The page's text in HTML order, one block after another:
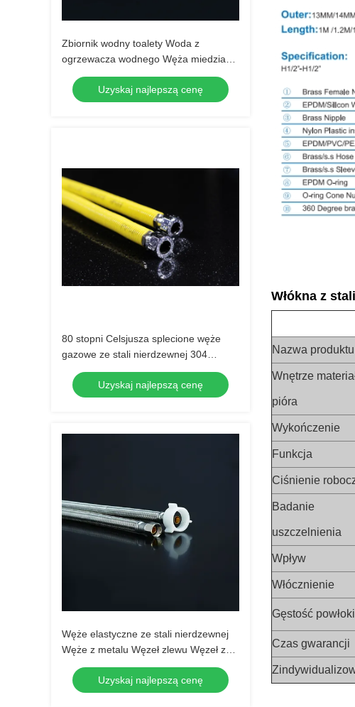
Zbiornik wodny toalety Woda z
ogrzewacza wodnego Węża miedziana
Węża falista 10Bar 150PSI
Uzyskaj najlepszą cenę
80 stopni Celsjusza splecione węże
gazowe ze stali nierdzewnej 304
splecione linie paliwowe 230PSI
Uzyskaj najlepszą cenę
Węże elastyczne ze stali nierdzewnej
Węże z metalu Węzeł zlewu Węzeł z
wodospadu Kobieta do kobiety Kobieta
do mężczyznyUzyskaj najlepszą cenę
Włókna z
Nazwa produktu
Wnętrze
pióra
Wykończenie
Funkcja
Ciśnienie
Badanie
uszczelnienia
Wpływ
Włócznienie
Gęstość powłoki
Czas gwarancji